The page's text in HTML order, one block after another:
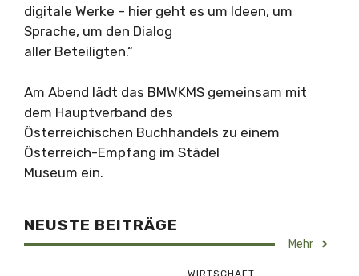
digitale Werke – hier geht es um Ideen, um
Sprache, um den Dialog
aller Beteiligten.“
Am Abend lädt das BMWKMS gemeinsam mit
dem Hauptverband des
Österreichischen Buchhandels zu einem
Österreich-Empfang im Städel
Museum ein.
NEUSTE BEITRÄGE
Mehr
WIRTSCHAFT